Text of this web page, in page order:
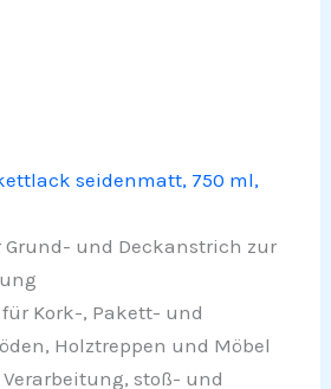
seidenmatt, 750 ml,
Grund- und Deckanstrich zur
Kork-, Pakett- und
Holztreppen und Möbel
stoß- und